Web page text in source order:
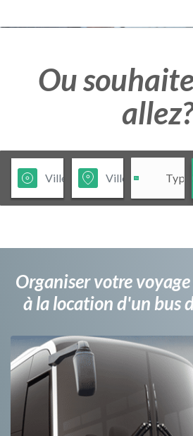
Ou
allez?
Organiser votre
à la location d'un bus